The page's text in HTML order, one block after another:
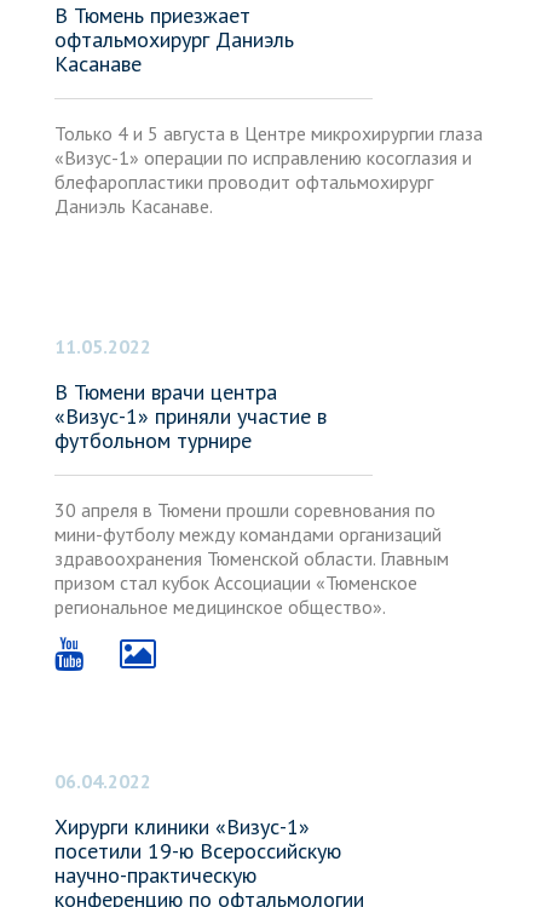
В Тюмень приезжает
офтальмохирург Даниэль
Касанаве
Только 4 и 5 августа в Центре микрохирургии глаза
«Визус-1» операции по исправлению косоглазия и
блефаропластики проводит офтальмохирург
Даниэль Касанаве.
11.05.2022
В Тюмени врачи центра
«Визус-1» приняли участие в
футбольном турнире
30 апреля в Тюмени прошли соревнования по
мини-футболу между командами организаций
здравоохранения Тюменской области. Главным
призом стал кубок Ассоциации «Тюменское
региональное медицинское общество».
06.04.2022
Хирурги клиники «Визус-1»
посетили 19-ю Всероссийскую
научно-практическую
конференцию по офтальмологии